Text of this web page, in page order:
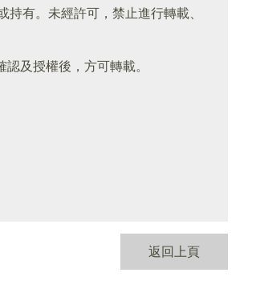
有。未經許可，禁止進行轉載、
認及授權後，方可轉載。
返回上頁